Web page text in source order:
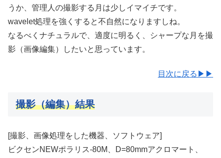
うか、管理人の撮影する月は少しイマイチです。
wavelet処理を強くすると不自然になりますしね。
なるべくナチュラルで、適度に明るく、シャープな月を撮
影（画像編集）したいと思っています。
目次に戻る▶▶
撮影（編集）結果
[撮影、画像処理をした機器、ソフトウェア]
ビクセンNEWポラリス-80M、D=80mmアクロマート、